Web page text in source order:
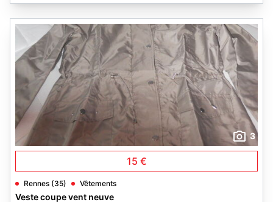
3
15 €
Rennes (35) Vêtements
Veste coupe vent neuve